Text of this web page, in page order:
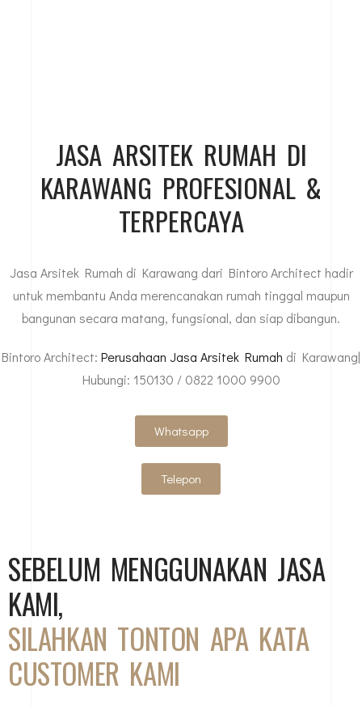
JASA ARSITEK RUMAH DI
KARAWANG PROFESIONAL &
TERPERCAYA
Jasa Arsitek Rumah di Karawang dari Bintoro Architect hadir
untuk membantu Anda merencanakan rumah tinggal maupun
bangunan secara matang, fungsional, dan siap dibangun.
Bintoro Architect: Perusahaan Jasa Arsitek Rumah di Karawang|
Hubungi: 150130 / 0822 1000 9900
Whatsapp
Telepon
SEBELUM MENGGUNAKAN JASA
KAMI,
SILAHKAN TONTON APA KATA
CUSTOMER KAMI